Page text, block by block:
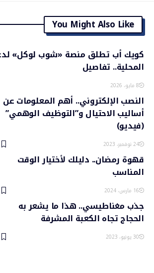
You Might Also Like
كويك أب تطلق منصة «شوب لوكل»
المحلية.. تفاصيل
8 مايو، 2026
النصب الإلكتروني.. أهم المعلومات عن
أساليب الاحتيال و”التوظيف الوهمي”
(فيديو)
24 نوفمبر، 2023
قهوة رمضان.. دليلك لأختيار الوقت
المناسب
16 مارس، 2024
جذب مغناطيسي.. هذا ما يشعر به
الحجاج تجاه الكعبة المشرفة
30 يونيو، 2023